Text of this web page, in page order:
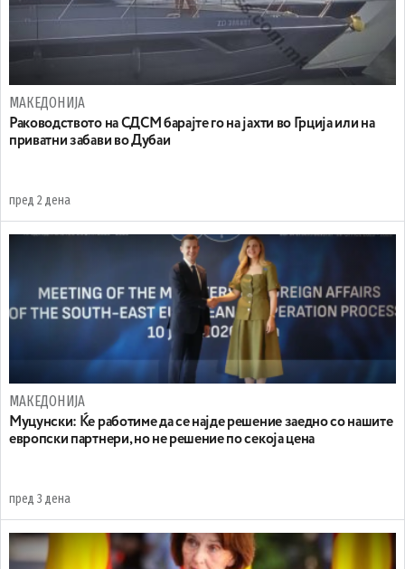
МАКЕДОНИЈА
Раководството на СДСМ барајте го на јахти во Грција или на
приватни забави во Дубаи
пред 2 дена
МАКЕДОНИЈА
Муцунски: Ќе работиме да се најде решение заедно со нашите
европски партнери, но не решение по секоја цена
пред 3 дена